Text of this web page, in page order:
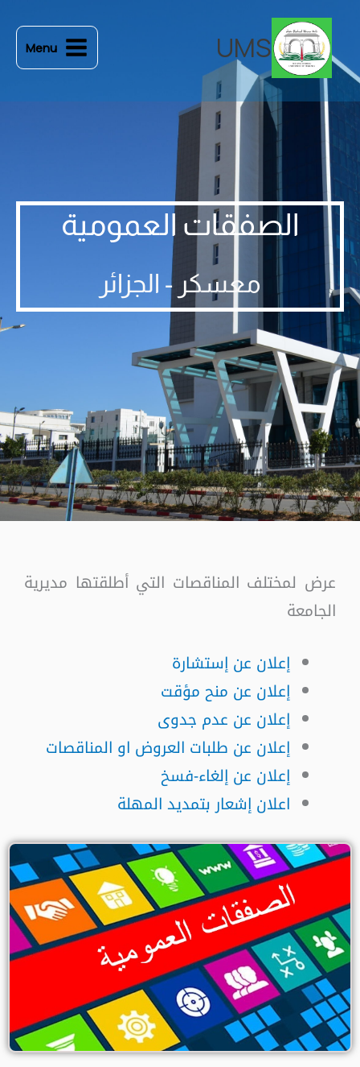
المحتوى
UMS
Menu
الصفقات العمومية
معسكر - الجزائر
عرض لمختلف المناقصات التي أطلقتها مديرية
الجامعة
إعلان عن إستشارة
إعلان عن منح مؤقت
إعلان عن عدم جدوى
إعلان عن طلبات العروض او المناقصات
إعلان عن إلغاء-فسخ
اعلان إشعار بتمديد المهلة